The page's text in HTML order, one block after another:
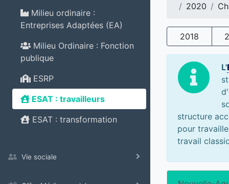
Milieu ordinaire :
Entreprises Adaptées (EA)
Milieu Ordinaire : Fonction
publique
ESRP
ESAT : travailleurs
ESAT : transformation
Vie sociale
2020
2018
L'
structure
pour
travail